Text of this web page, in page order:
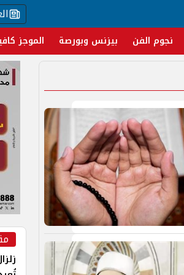
نجوم الفن بيزنس وبورصة الموجز